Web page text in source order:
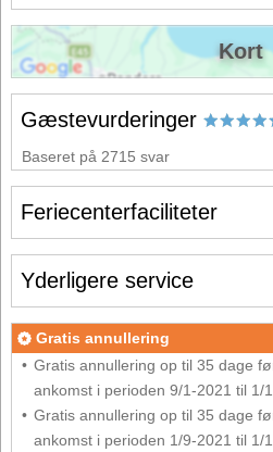
Gæstevurderinger
Baseret på 2715 svar
Feriecenterfaciliteter
Yderligere service
Gratis annullering
Gratis annullering op til 35 dage
ankomst i perioden 9/1-2021 til 1/
Gratis annullering op til 35 dage
ankomst i perioden 1/9-2021 til 1/
Kort